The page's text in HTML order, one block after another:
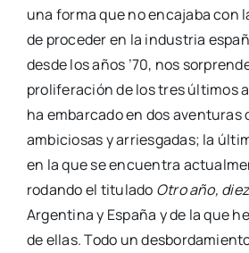
una forma que no encajaba con
de proceder en la industria
desde los años ’70, nos
proliferación de los tres últimos
ha embarcado en dos aventuras
ambiciosas y arriesgadas; la
en la que se encuentra
rodando el titulado Otro año,
Argentina y España y de la que
de ellas. Todo un